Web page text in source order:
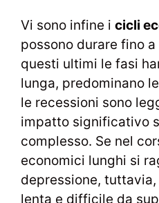
Vi sono infine i cicli
possono durare fino
questi ultimi le fasi
lunga, predominano
le recessioni sono
impatto significativo
complesso. Se nel
economici lunghi si
depressione, tuttavia,
lenta e difficile da